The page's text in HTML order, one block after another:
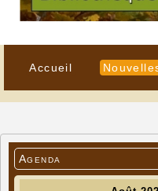
Accueil
Agenda